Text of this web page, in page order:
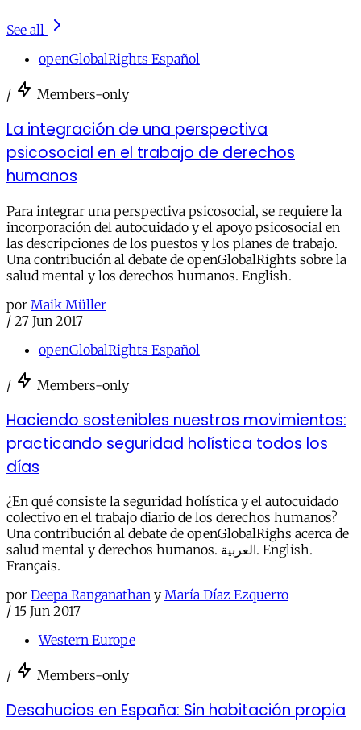
See all
openGlobalRights Español
/ Members-only
La integración de una perspectiva
psicosocial en el trabajo de derechos
humanos
Para integrar una perspectiva psicosocial, se requiere la
incorporación del autocuidado y el apoyo psicosocial en
las descripciones de los puestos y los planes de trabajo.
Una contribución al debate de openGlobalRights sobre la
salud mental y los derechos humanos. English.
por Maik Müller
/ 27 Jun 2017
openGlobalRights Español
/ Members-only
Haciendo sostenibles nuestros movimientos:
practicando seguridad holística todos los
días
¿En qué consiste la seguridad holística y el autocuidado
colectivo en el trabajo diario de los derechos humanos?
Una contribución al debate de openGlobalRighs acerca de
salud mental y derechos humanos. العربية. English.
Français.
por Deepa Ranganathan y María Díaz Ezquerro
/ 15 Jun 2017
Western Europe
/ Members-only
Desahucios en España: Sin habitación propia